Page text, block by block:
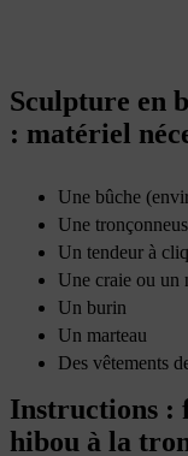
Sculpture en
: matériel
Une bûche
Une
Un tendeur à
Une craie ou un
Un burin
Un marteau
Des vêtements
Instructions :
hibou à la